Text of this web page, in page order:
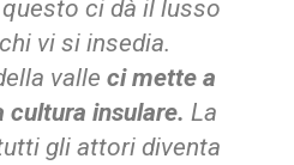
ci dà il lusso
vi si insedia.
valleci mette a
insulare. La
gli attori diventa